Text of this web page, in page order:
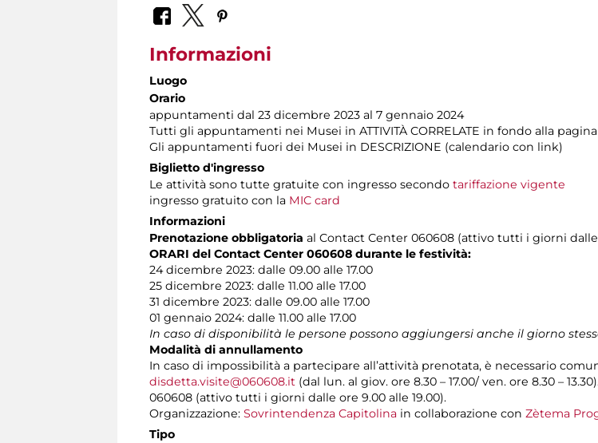
Informazioni
Luogo
Orario
appuntamenti dal 23 dicembre 2023 al 7 gennaio 2024
Tutti gli appuntamenti nei Musei in ATTIVITÀ CORRELATE in fondo alla pagina
Gli appuntamenti fuori dei Musei in DESCRIZIONE (calendario con link)
Biglietto d'ingresso
Le attività sono tutte gratuite con ingresso secondo tariffazione vigente
ingresso gratuito con la MIC card
Informazioni
Prenotazione obbligatoria al Contact Center 060608 (attivo tutti i giorni dalle
ORARI del Contact Center 060608 durante le festività:
24 dicembre 2023: dalle 09.00 alle 17.00
25 dicembre 2023: dalle 11.00 alle 17.00
31 dicembre 2023: dalle 09.00 alle 17.00
01 gennaio 2024: dalle 11.00 alle 17.00
In caso di disponibilità le persone possono aggiungersi anche il giorno
Modalità di annullamento
In caso di impossibilità a partecipare all’attività prenotata, è necessario
disdetta.visite@060608.it (dal lun. al giov. ore 8.30 – 17.00/ ven. ore 8.30 –
060608 (attivo tutti i giorni dalle ore 9.00 alle 19.00).
Organizzazione: Sovrintendenza Capitolina in collaborazione con Zètema
Tipo